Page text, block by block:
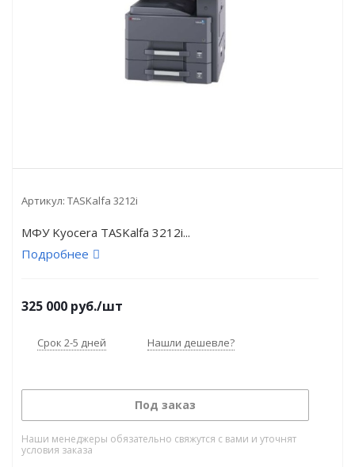
Артикул: TASKalfa 3212i
МФУ Kyocera TASKalfa 3212i...
Подробнее
325 000 руб./шт
Срок 2-5 дней Нашли дешевле?
Под заказ
Наши менеджеры обязательно свяжутся с вами и уточнят
условия заказа